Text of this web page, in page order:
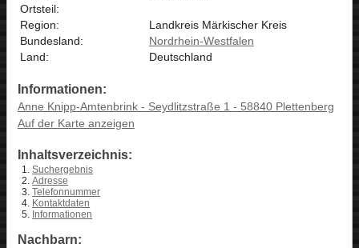
Ortsteil:
Region:
Landkreis Märkischer Kreis
Bundesland:
Nordrhein-Westfalen
Land:
Deutschland
Informationen:
Anne Knipp-Amtenbrink - Seydlitzstraße 1 - 58840 Plettenberg
Auf der Karte anzeigen
Inhaltsverzeichnis:
Suchergebnis
Adresse
Telefonnummer
Kontaktdaten
Informationen
Nachbarn: